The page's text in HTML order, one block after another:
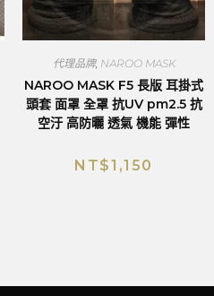
代理品牌, NAROO MASK
NAROO MASK F5 長版 耳掛式
頭套 面罩 全罩 抗UV pm2.5 抗
空汙 高防曬 透氣 機能 彈性
NT$1,150